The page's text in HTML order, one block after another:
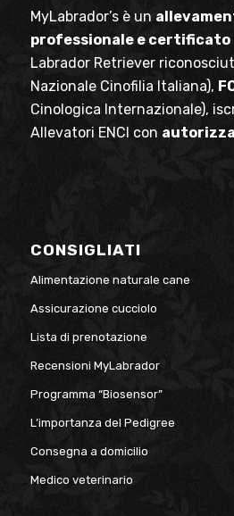
MyLabrador’s è un
professionale e certificato
Labrador Retriever
Nazionale Cinofilia Italiana),
Cinologica Internazionale),
Allevatori ENCI con
CONSIGLIATI
Alimentazione naturale cane
Assicurazione cucciolo
Lista di prenotazione
Recensioni MyLabrador
Programma “Biosensor”
L’importanza del Pedigree
Consegna a domicilio
Medico veterinario